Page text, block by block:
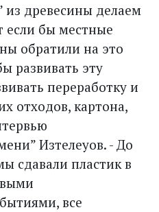
из древесины делаем
если бы местные
обратили на это
развивать эту
переработку и
отходов, картона,
Изтелеуов. - До
сдавали пластик в
все